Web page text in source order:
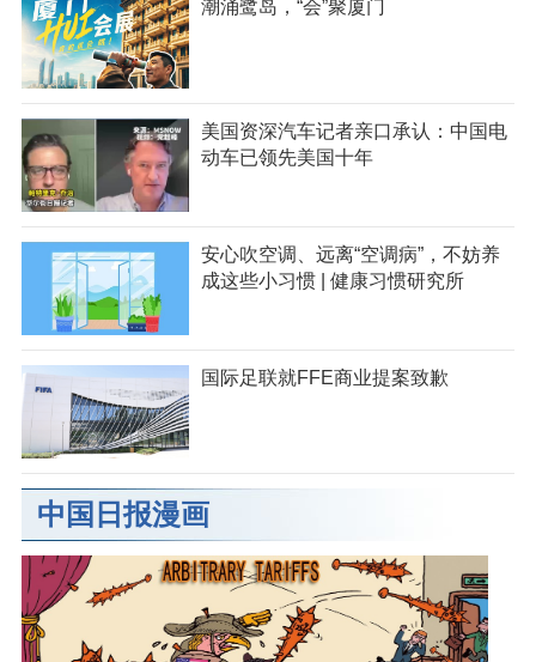
潮涌鹭岛，“会”聚厦门
美国资深汽车记者亲口承认：中国电
动车已领先美国十年
安心吹空调、远离“空调病”，不妨养
成这些小习惯 | 健康习惯研究所
国际足联就FFE商业提案致歉
中国日报漫画